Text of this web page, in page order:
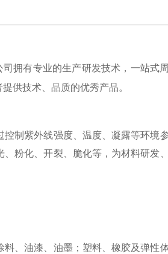
拥有专业的生产研发技术，一站式
供技术、品质的优秀产品。
制紫外线强度、温度、凝露等环境
粉化、开裂、脆化等，为材料研发
、油漆、油墨；塑料、橡胶及弹性体